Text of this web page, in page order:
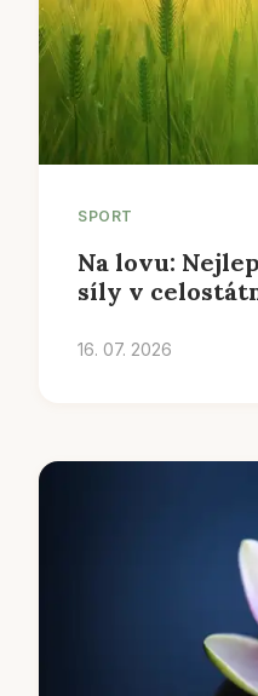
SPORT
Na lovu:
síly v
16. 07. 2026